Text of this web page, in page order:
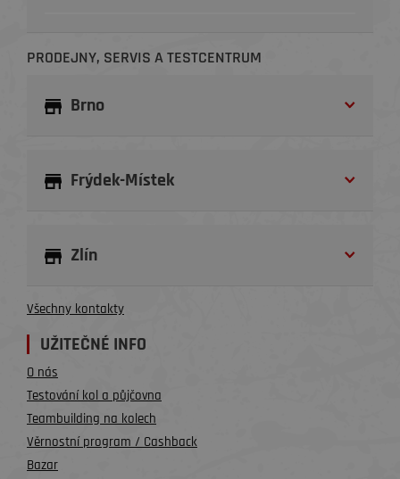
PRODEJNY, SERVIS A TESTCENTRUM
Brno
Frýdek-Místek
Zlín
Všechny kontakty
UŽITEČNÉ INFO
O nás
Testování kol a půjčovna
Teambuilding na kolech
Věrnostní program / Cashback
Bazar